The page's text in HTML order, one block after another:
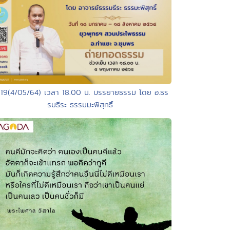
05/64) เวลา 18.00 น. บรรยายธรรม โดย อ.ธร
รมธีระ ธรรมมะพิสุทธิ์